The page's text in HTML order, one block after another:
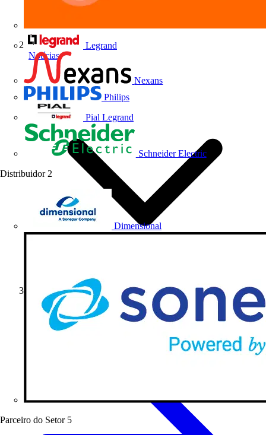
Legrand
Nexans
Philips
Pial Legrand
Schneider Electric
Distribuidor 2
Dimensional
Parceiro do Setor 5
Notícias
Treinamentos